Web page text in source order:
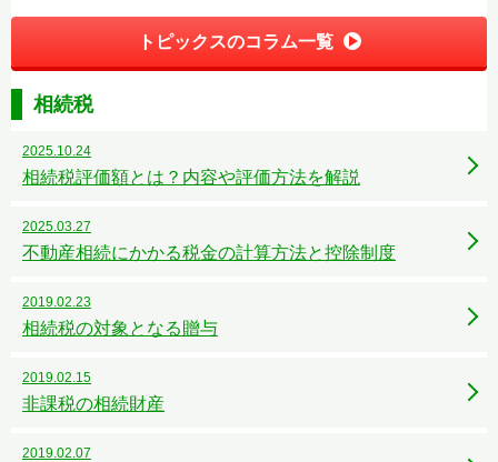
トピックスのコラム一覧
相続税
2025.10.24
相続税評価額とは？内容や評価方法を解説
2025.03.27
不動産相続にかかる税金の計算方法と控除制度
2019.02.23
相続税の対象となる贈与
2019.02.15
非課税の相続財産
2019.02.07